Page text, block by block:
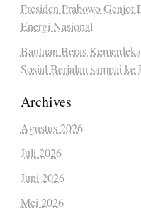
Presiden Prabowo Genjot
Energi Nasional
Bantuan Beras
Sosial Berjalan sampai ke
Archives
Agustus 2026
Juli 2026
Juni 2026
Mei 2026